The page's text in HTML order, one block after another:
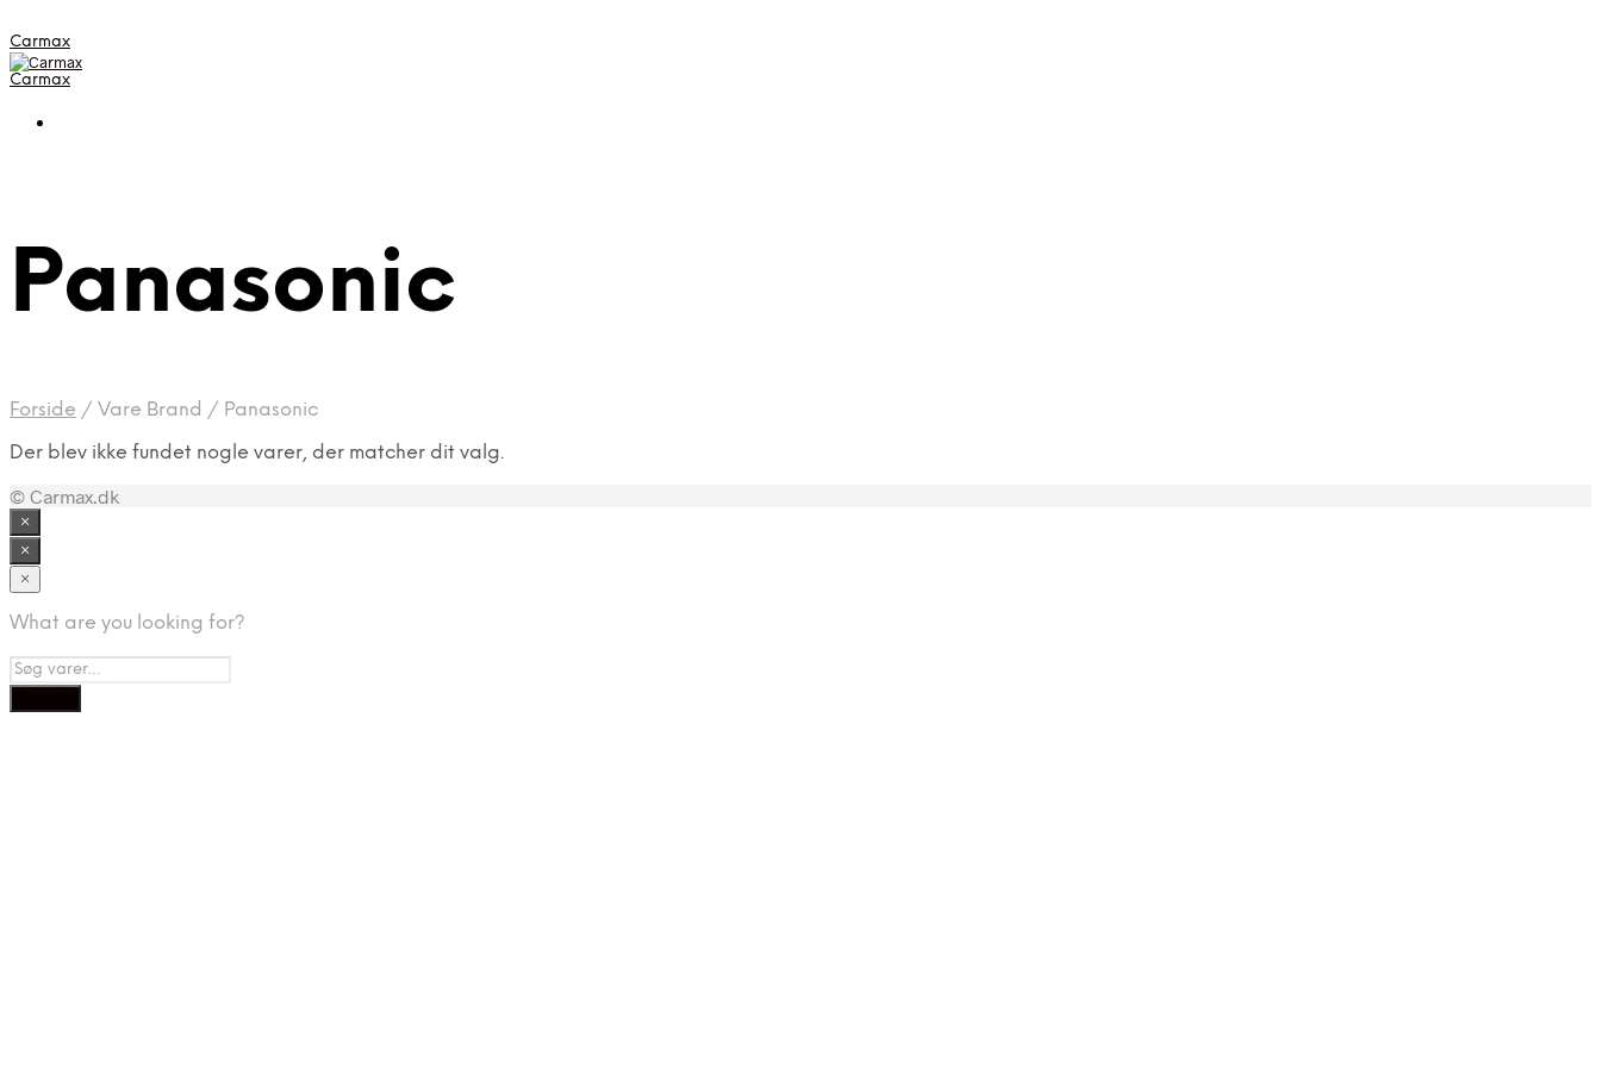
Carmax
Carmax
Panasonic
Forside / Vare Brand / Panasonic
Der blev ikke fundet nogle varer, der matcher dit valg.
© Carmax.dk
×
×
×
What are you looking for?